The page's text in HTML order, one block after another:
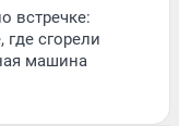
встречке:
сгорели
машина